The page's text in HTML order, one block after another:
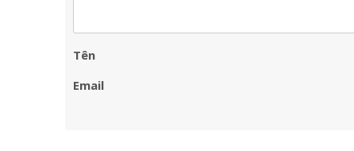
Tên
Email